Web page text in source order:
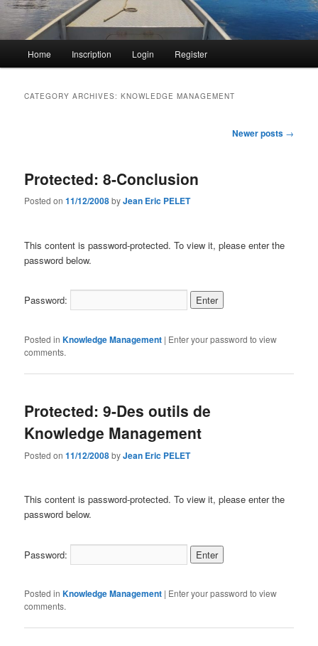
Home Inscription Login Register
CATEGORY ARCHIVES:KNOWLEDGE MANAGEMENT
Newer posts →
Protected: 8-Conclusion
Posted on11/12/2008byJean Eric PELET
This content is password-protected. To view it, please enter the
password below.
Password:
Posted in Knowledge Management | Enter your password to view
comments.
Protected: 9-Des outils de
Knowledge Management
Posted on11/12/2008byJean Eric PELET
This content is password-protected. To view it, please enter the
password below.
Password:
Posted in Knowledge Management | Enter your password to view
comments.